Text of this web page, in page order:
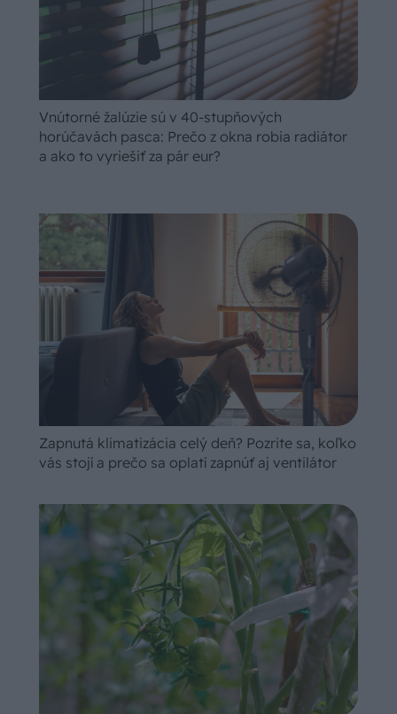
Vnútorné žalúzie sú v 40-stupňových
horúčavách pasca: Prečo z okna robia radiátor
a ako to vyriešiť za pár eur?
Zapnutá klimatizácia celý deň? Pozrite sa, koľko
vás stojí a prečo sa oplatí zapnúť aj ventilátor